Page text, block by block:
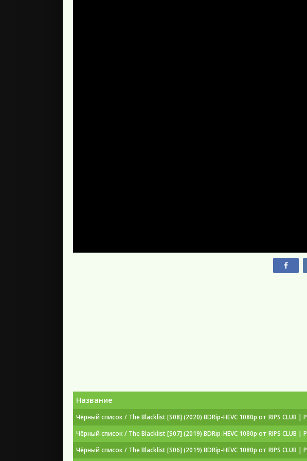
Название
Чёрный список / The Blacklist [S08] (2020) BDRip-HEVC 1080p от RIPS CLUB | P
Чёрный список / The Blacklist [S07] (2019) BDRip-HEVC 1080p от RIPS CLUB | P
Чёрный список / The Blacklist [S06] (2019) BDRip-HEVC 1080p от RIPS CLUB | P